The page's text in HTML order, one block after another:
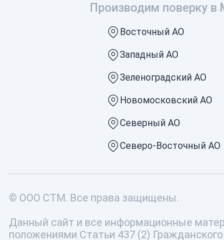
Производим поверку в
Восточный АО
Западный АО
Зеленоградский АО
Новомосковский АО
Северный АО
Северо-Восточный АО
© ООО СТМ. Все права защищены.
Данный сайт и все информационные
положениями Статьи 437 (2)